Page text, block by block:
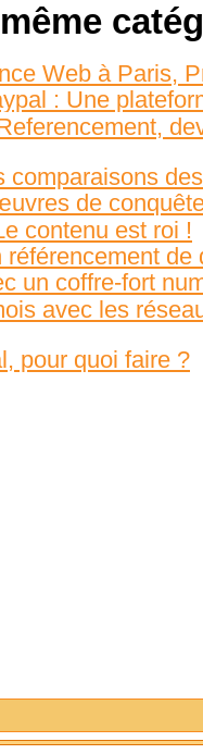
Web à Paris,
: Une
comparaisons
de
contenu est roi !
de
un coffre-fort
avec les
pour quoi faire ?